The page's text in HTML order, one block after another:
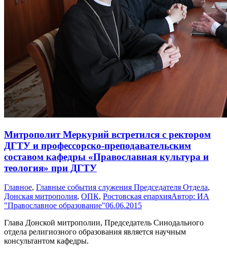
Митрополит Меркурий встретился с ректором
ДГТУ и профессорско-преподавательским
составом кафедры «Православная культура и
теология» при ДГТУ
Главное, Главные события служения Председателя Отдела,
Донская митрополия, ОПК, Ростовская епархияАвтор: ИА
"Православное образование"06.06.2015
Глава Донской митрополии, Председатель Синодального
отдела религиозного образования является научным
консультантом кафедры.